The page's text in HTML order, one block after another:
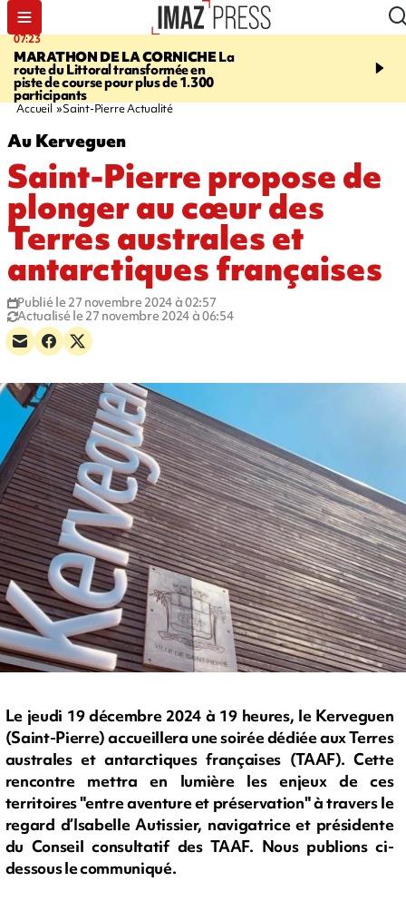
07:23
MARATHON DE LA CORNICHELa
route du Littoral transformée en
piste de course pour plus de 1.300
participants
08:37
braderie de l'océan
Accueil Saint-Pierre Actualité
Au Kerveguen
Saint-Pierre propose de
plonger au cœur des
Terres australes et
antarctiques françaises
Publié le 27 novembre 2024 à 02:57
Actualisé le 27 novembre 2024 à 06:54
Le jeudi 19 décembre 2024 à 19 heures, le Kerveguen
(Saint-Pierre) accueillera une soirée dédiée aux Terres
australes et antarctiques françaises (TAAF). Cette
rencontre mettra en lumière les enjeux de ces
territoires "entre aventure et préservation" à travers le
regard d’Isabelle Autissier, navigatrice et présidente
du Conseil consultatif des TAAF. Nous publions ci-
dessous le communiqué.